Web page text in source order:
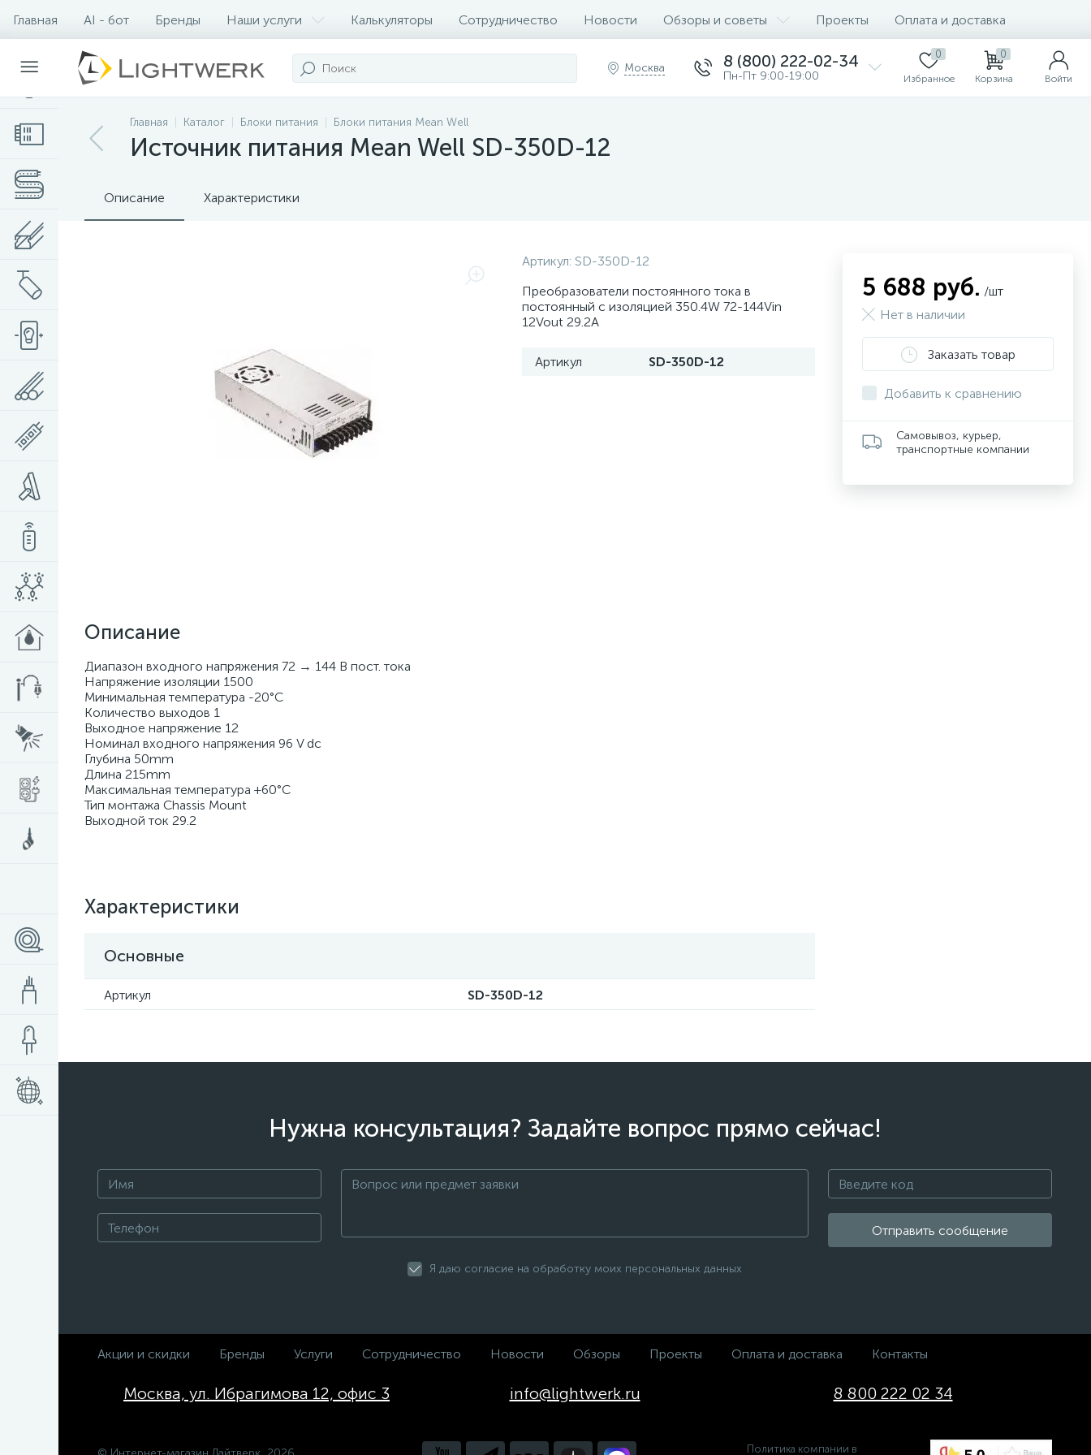
Главная AI - бот Бренды Наши услуги Калькуляторы Сотрудничество Новости Обзоры и советы Проекты Оплата и доставка
Контакты
Москва 8 (800) 222-02-34
Пн-Пт 9:00-19:00
0
Избранное
0
Корзина Войти
Главная Каталог Блоки питания Блоки питания Mean Well
Источник питания Mean Well SD-350D-12
Описание Характеристики
Артикул: SD-350D-12
Преобразователи постоянного тока в
постоянный с изоляцией 350.4W 72-144Vin
12Vout 29.2A
Артикул SD-350D-12
Описание
Диапазон входного напряжения 72 → 144 В пост. тока
Напряжение изоляции 1500
Минимальная температура -20°C
Количество выходов 1
Выходное напряжение 12
Номинал входного напряжения 96 V dc
Глубина 50mm
Длина 215mm
Максимальная температура +60°C
Тип монтажа Chassis Mount
Выходной ток 29.2
Характеристики
Основные
Артикул SD-350D-12
5 688 руб. /шт
Нет в наличии
Заказать товар
Добавить к сравнению
Самовывоз, курьер,
транспортные компании
Нужна консультация? Задайте вопрос прямо сейчас!
Отправить сообщение
Я даю согласие на обработку моих персональных данных
Акции и скидки Бренды Услуги Сотрудничество Новости Обзоры Проекты Оплата и доставка Контакты
Москва, ул. Ибрагимова 12, офис 3 info@lightwerk.ru 8 800 222 02 34
Политика компании в